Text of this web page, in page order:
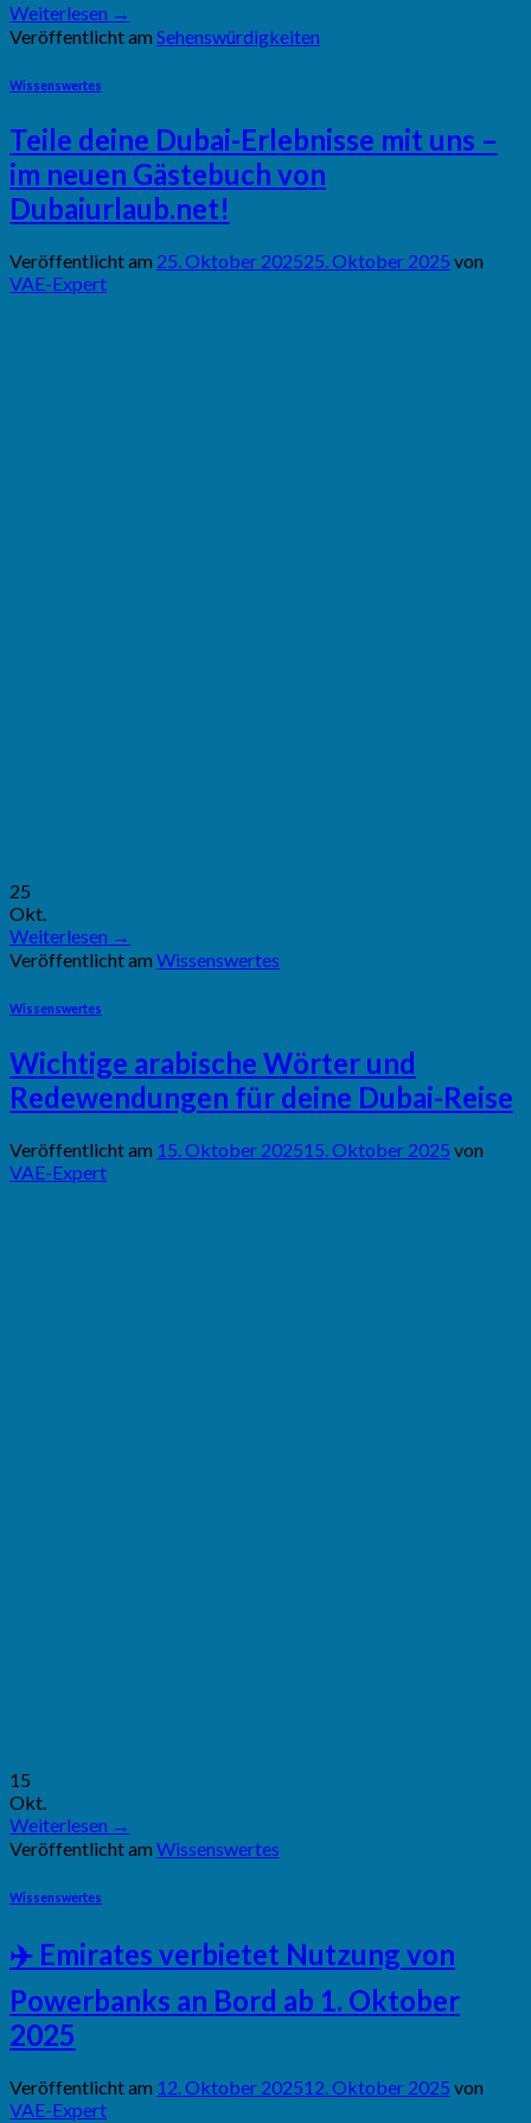
Weiterlesen →
Veröffentlicht am Sehenswürdigkeiten
Wissenswertes
Teile deine Dubai-Erlebnisse mit uns –
im neuen Gästebuch von
Dubaiurlaub.net!
Veröffentlicht am 25. Oktober 202525. Oktober 2025 von
VAE-Expert
25
Okt.
Weiterlesen →
Veröffentlicht am Wissenswertes
Wissenswertes
Wichtige arabische Wörter und
Redewendungen für deine Dubai-Reise
Veröffentlicht am 15. Oktober 202515. Oktober 2025 von
VAE-Expert
15
Okt.
Weiterlesen →
Veröffentlicht am Wissenswertes
Wissenswertes
✈️ Emirates verbietet Nutzung von
Powerbanks an Bord ab 1. Oktober
2025
Veröffentlicht am 12. Oktober 202512. Oktober 2025 von
VAE-Expert